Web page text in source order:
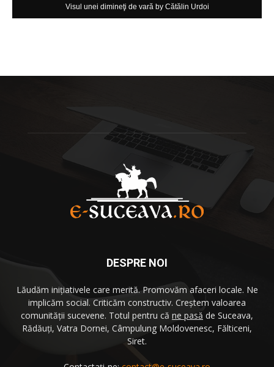
Visul unei dimineţi de vară by Cătălin Urdoi
DESPRE NOI
Lăudăm iniţiativele care merită. Promovăm afaceri locale. Ne
implicăm social. Criticăm constructiv. Creştem valoarea
comunităţii sucevene. Totul pentru că ne pasă de Suceava,
Rădăuţi, Vatra Dornei, Câmpulung Moldovenesc, Fălticeni,
Siret.